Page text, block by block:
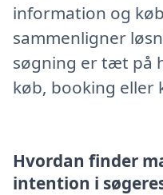
information og
sammenligner
søgning er tæt på
køb, booking eller
Hvordan finder
intention i